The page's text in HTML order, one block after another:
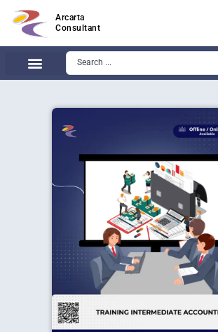
Arcarta
Consultant